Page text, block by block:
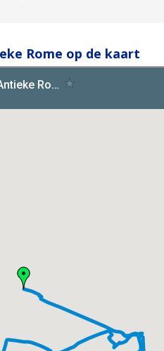
Rome op de kaart